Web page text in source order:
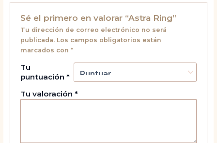
Sé el primero en valorar “Astra Ring”
Tu dirección de correo electrónico no será
publicada. Los campos obligatorios están
marcados con *
Tu
puntuación *
Tu valoración *